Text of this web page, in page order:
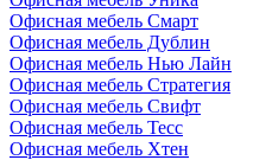
Офисная мебель Смарт
Офисная мебель Дублин
Офисная мебель Нью Лайн
Офисная мебель Стратегия
Офисная мебель Свифт
Офисная мебель Тесс
Офисная мебель Хтен